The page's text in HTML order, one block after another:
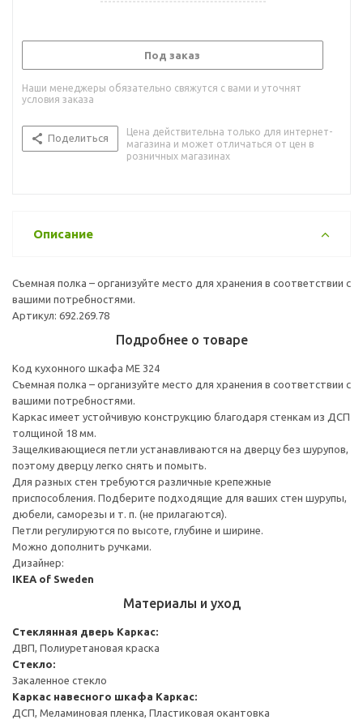
Под заказ
Наши менеджеры обязательно свяжутся с вами и уточнят
условия заказа
Поделиться
Цена действительна только для интернет-
магазина и может отличаться от цен в
розничных магазинах
Описание
Съемная полка – организуйте место для хранения в соответствии с
вашими потребностями.
Артикул: 692.269.78
Подробнее о товаре
Код кухонного шкафа ME 324
Съемная полка – организуйте место для хранения в соответствии с
вашими потребностями.
Каркас имеет устойчивую конструкцию благодаря стенкам из ДСП
толщиной 18 мм.
Защелкивающиеся петли устанавливаются на дверцу без шурупов,
поэтому дверцу легко снять и помыть.
Для разных стен требуются различные крепежные
приспособления. Подберите подходящие для ваших стен шурупы,
дюбели, саморезы и т. п. (не прилагаются).
Петли регулируются по высоте, глубине и ширине.
Можно дополнить ручками.
Дизайнер:
IKEA of Sweden
Материалы и уход
Стеклянная дверь Каркас:
ДВП, Полиуретановая краска
Стекло:
Закаленное стекло
Каркас навесного шкафа Каркас:
ДСП, Меламиновая пленка, Пластиковая окантовка